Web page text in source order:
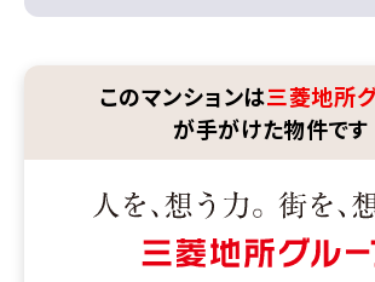
このマンションは三菱地所
が手がけた物件です